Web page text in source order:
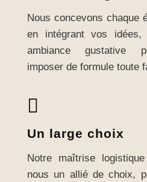
Nous concevons chaque
en intégrant vos idées,
ambiance gustative
imposer de formule toute

Un large choix
Notre maîtrise
nous un allié de choix,